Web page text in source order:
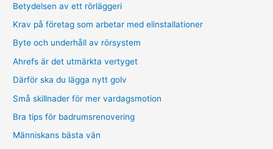
Betydelsen av ett rörläggeri
Krav på företag som arbetar med elinstallationer
Byte och underhåll av rörsystem
Ahrefs är det utmärkta vertyget
Därför ska du lägga nytt golv
Små skillnader för mer vardagsmotion
Bra tips för badrumsrenovering
Människans bästa vän